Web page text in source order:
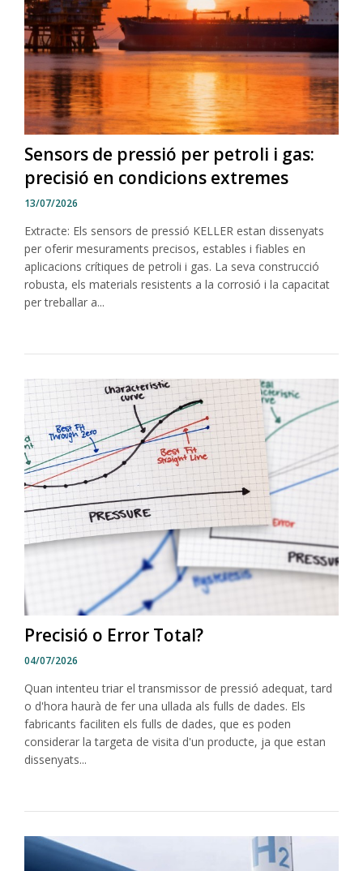
Sensors de pressió per petroli i gas:
precisió en condicions extremes
13/07/2026
Extracte: Els sensors de pressió KELLER estan dissenyats
per oferir mesuraments precisos, estables i fiables en
aplicacions crítiques de petroli i gas. La seva construcció
robusta, els materials resistents a la corrosió i la capacitat
per treballar a...
Precisió o Error Total?
04/07/2026
Quan intenteu triar el transmissor de pressió adequat, tard
o d'hora haurà de fer una ullada als fulls de dades. Els
fabricants faciliten els fulls de dades, que es poden
considerar la targeta de visita d'un producte, ja que estan
dissenyats...